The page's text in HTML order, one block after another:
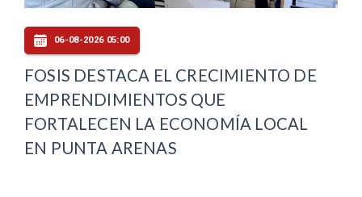
06-08-2026 05:00
FOSIS DESTACA EL CRECIMIENTO DE
EMPRENDIMIENTOS QUE
FORTALECEN LA ECONOMÍA LOCAL
EN PUNTA ARENAS